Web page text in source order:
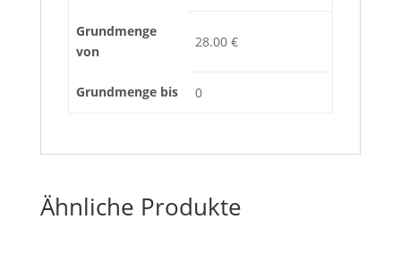
Grundmenge
von
28.00 €
Grundmenge bis 0
Ähnliche Produkte